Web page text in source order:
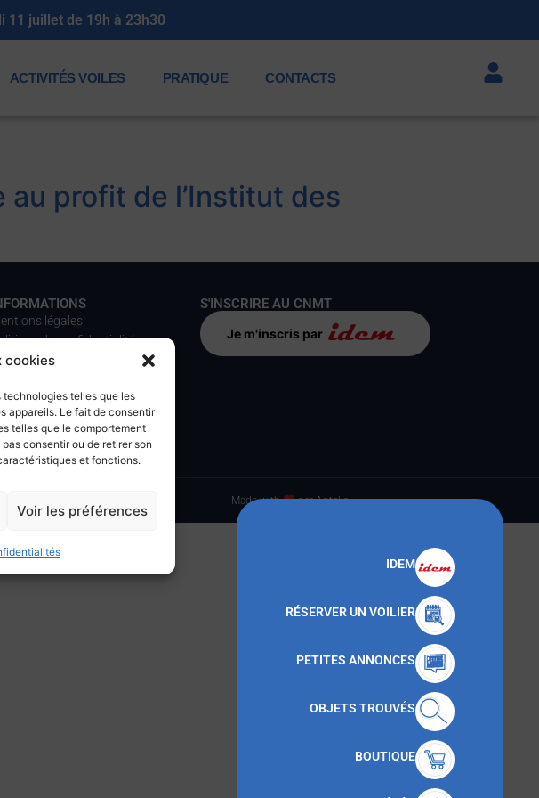
cookies
technologies telles que les
appareils. Le fait de consentir
telles que le comportement
consentir ou de retirer son
et fonctions.
Voir les préférences
11 juillet de 19h à 23h30
ACTIVITÉS VOILES PRATIQUE CONTACTS
au profit de l’Institut des
IDEM
RÉSERVER UN VOILIER
PETITES ANNONCES
OBJETS TROUVÉS
BOUTIQUE
légales
de confidentialités
des cookies
S'INSCRIRE AU CNMT
Je m'inscris par
Made with par Anteka